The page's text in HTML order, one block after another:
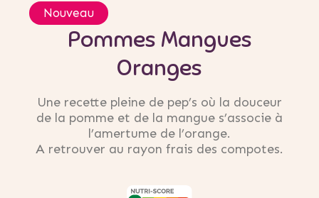
Nouveau
Pommes Mangues
Oranges
Une recette pleine de pep’s où la douceur
de la pomme et de la mangue s’associe à
l’amertume de l’orange.
A retrouver au rayon frais des compotes.